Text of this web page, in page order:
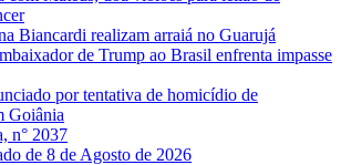
Biancardi realizam arraiá no Guarujá
de Trump ao Brasil enfrenta impasse
por tentativa de homicídio de
Goiânia
n° 2037
de 8 de Agosto de 2026